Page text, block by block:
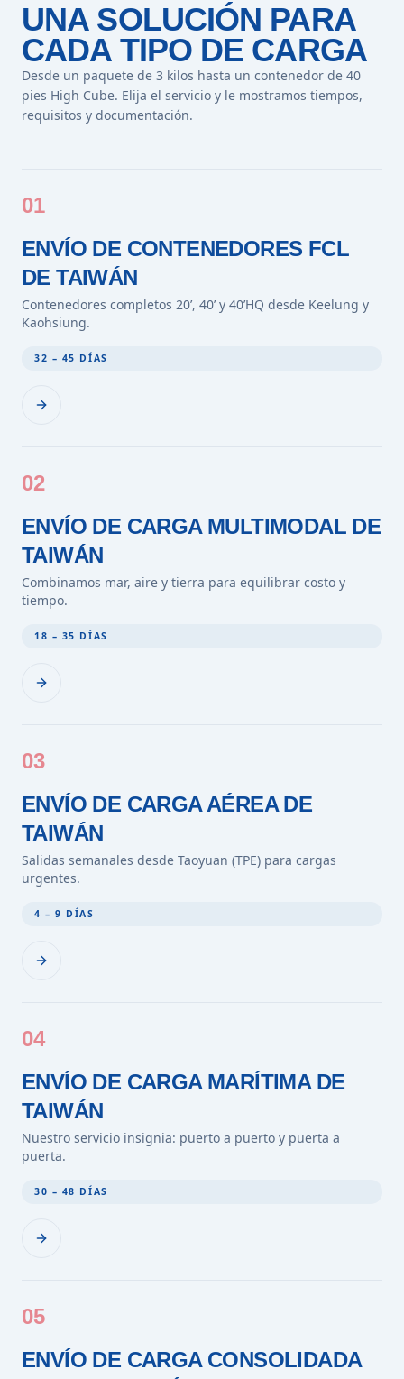
UNA SOLUCIÓN PARA
CADA TIPO DE CARGA
Desde un paquete de 3 kilos hasta un contenedor de 40
pies High Cube. Elija el servicio y le mostramos tiempos,
requisitos y documentación.
01
ENVÍO DE CONTENEDORES FCL
DE TAIWÁN
Contenedores completos 20’, 40’ y 40’HQ desde Keelung y
Kaohsiung.
32 – 45 DÍAS
02
ENVÍO DE CARGA MULTIMODAL DE
TAIWÁN
Combinamos mar, aire y tierra para equilibrar costo y
tiempo.
18 – 35 DÍAS
03
ENVÍO DE CARGA AÉREA DE
TAIWÁN
Salidas semanales desde Taoyuan (TPE) para cargas
urgentes.
4 – 9 DÍAS
04
ENVÍO DE CARGA MARÍTIMA DE
TAIWÁN
Nuestro servicio insignia: puerto a puerto y puerta a
puerta.
30 – 48 DÍAS
05
ENVÍO DE CARGA CONSOLIDADA